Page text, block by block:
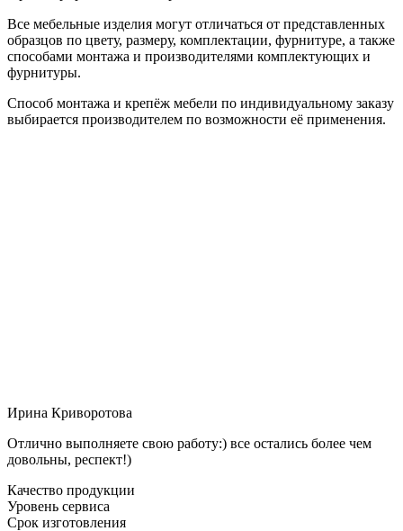
Все мебельные изделия могут отличаться от представленных
образцов по цвету, размеру, комплектации, фурнитуре, а также
способами монтажа и производителями комплектующих и
фурнитуры.
Способ монтажа и крепёж мебели по индивидуальному заказу
выбирается производителем по возможности её применения.
Ирина Криворотова
Отлично выполняете свою работу:) все остались более чем
довольны, респект!)
Качество продукции
Уровень сервиса
Срок изготовления